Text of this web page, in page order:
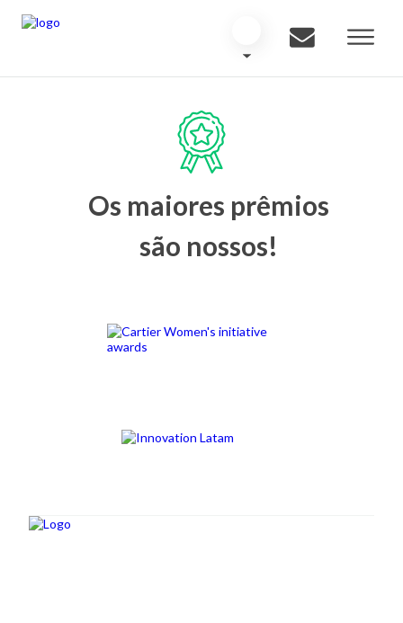
Os maiores prêmios
são nossos!